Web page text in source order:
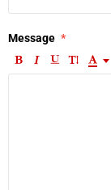
Message